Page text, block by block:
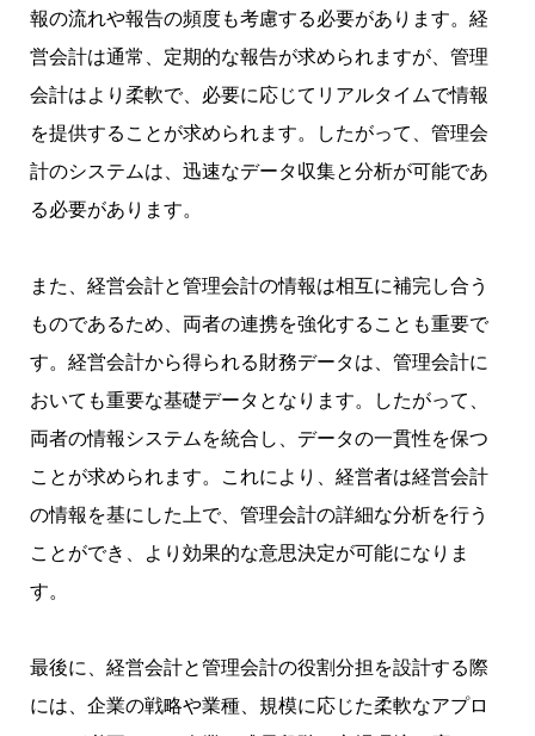
報の流れや報告の頻度も考慮する必要があります。経
営会計は通常、定期的な報告が求められますが、管理
会計はより柔軟で、必要に応じてリアルタイムで情報
を提供することが求められます。したがって、管理会
計のシステムは、迅速なデータ収集と分析が可能であ
る必要があります。
また、経営会計と管理会計の情報は相互に補完し合う
ものであるため、両者の連携を強化することも重要で
す。経営会計から得られる財務データは、管理会計に
おいても重要な基礎データとなります。したがって、
両者の情報システムを統合し、データの一貫性を保つ
ことが求められます。これにより、経営者は経営会計
の情報を基にした上で、管理会計の詳細な分析を行う
ことができ、より効果的な意思決定が可能になりま
す。
最後に、経営会計と管理会計の役割分担を設計する際
には、企業の戦略や業種、規模に応じた柔軟なアプロ